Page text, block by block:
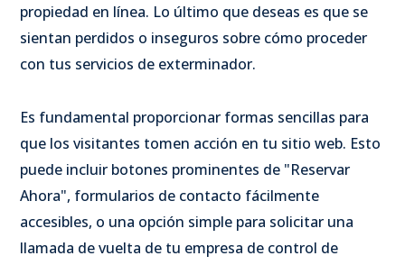
propiedad en línea. Lo último que deseas es que se
sientan perdidos o inseguros sobre cómo proceder
con tus servicios de exterminador.
Es fundamental proporcionar formas sencillas para
que los visitantes tomen acción en tu sitio web. Esto
puede incluir botones prominentes de "Reservar
Ahora", formularios de contacto fácilmente
accesibles, o una opción simple para solicitar una
llamada de vuelta de tu empresa de control de